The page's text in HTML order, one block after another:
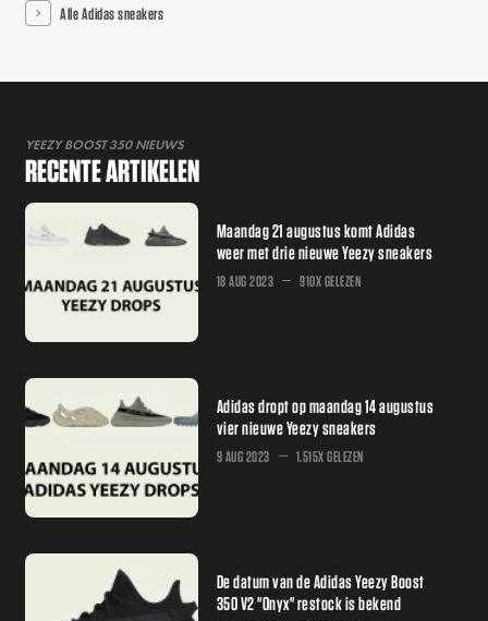
Alle Adidas sneakers
YEEZY BOOST 350 NIEUWS
RECENTE ARTIKELEN
Maandag 21 augustus komt Adidas
weer met drie nieuwe Yeezy sneakers
18 AUG 2023 910X GELEZEN
Adidas dropt op maandag 14 augustus
vier nieuwe Yeezy sneakers
9 AUG 2023 1.515X GELEZEN
De datum van de Adidas Yeezy Boost
350 V2 "Onyx" restock is bekend